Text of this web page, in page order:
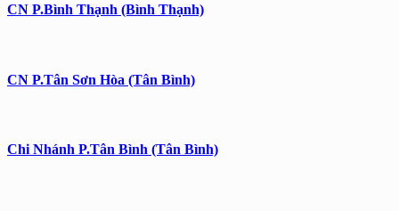
CN P.Bình Thạnh (Bình Thạnh)
CN P.Tân Sơn Hòa (Tân Bình)
Chi Nhánh P.Tân Bình (Tân Bình)